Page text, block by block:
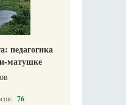
педагогика
матушке
76